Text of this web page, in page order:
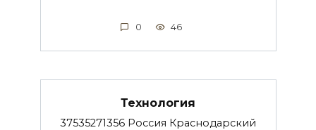
0 46
Технология
37535271356 Россия Краснодарский